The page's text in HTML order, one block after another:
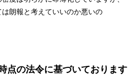
朗報と考えていいのか悪いの
点の法令に基づいております